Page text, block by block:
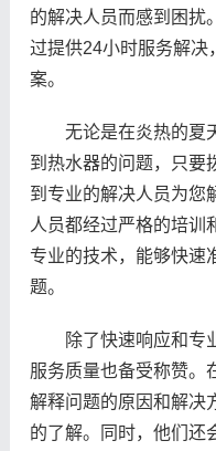
的解决人员而感到困扰
过提供24小时服务解决
案。
无论是在炎热的夏天
到热水器的问题，只要
到专业的解决人员为您
人员都经过严格的培训
专业的技术，能够快速
题。
除了快速响应和专业
服务质量也备受称赞。
解释问题的原因和解决
的了解。同时，他们还